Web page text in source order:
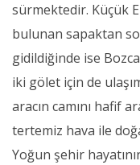
sürmektedir. Küçük
bulunan sapaktan
gidildiğinde ise
iki gölet için de
aracın camını hafif
tertemiz hava ile
Yoğun şehir